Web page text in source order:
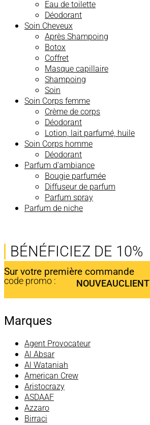
Eau de toilette
Déodorant
Soin Cheveux
Après Shampoing
Botox
Coffret
Masque capillaire
Shampoing
Soin
Soin Corps femme
Crème de corps
Déodorant
Lotion, lait parfumé, huile
Soin Corps homme
Déodorant
Parfum d’ambiance
Bougie parfumée
Diffuseur de parfum
Parfum spray
Parfum de niche
BÉNÉFICIEZ DE 10%
Sur votre première commande
code promo : NOUVEAUCLIENT
Marques
Agent Provocateur
Al Absar
Al Wataniah
American Crew
Aristocrazy
ASDAAF
Azzaro
Birraci